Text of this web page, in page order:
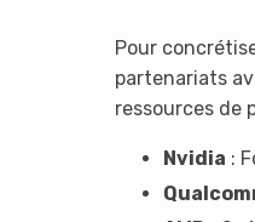
Pour
partenariats
ressources de
Nvidia :